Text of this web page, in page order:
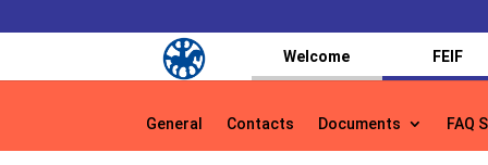
Welcome FEIF
General Contacts Documents FAQ
General Contacts Documents FAQ